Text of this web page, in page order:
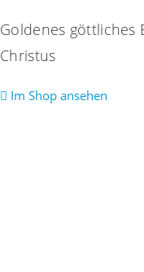
Goldenes göttliches
Christus
Im Shop ansehen